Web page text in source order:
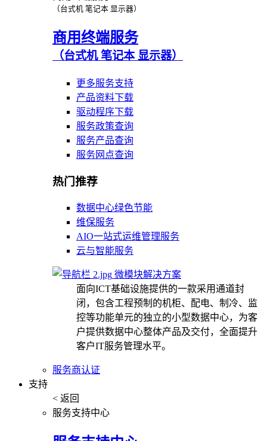
（台式机 笔记本 显示器）
商用终端服务
（台式机 笔记本 显示器）
更多服务支持
产品资料下载
驱动程序下载
服务政策查询
服务产品查询
服务网点查询
热门推荐
数据中心绿色节能
维保服务
AIO一站式运维管理服务
云与智能服务
微模块解决方案
面向ICT基础设施提供的一款采用通道封
闭，包含工程预制的机柜、配电、制冷、监
控等功能单元的独立的小型数据中心，为客
户提供数据中心整体产品及交付，全面提升
客户IT服务管理水平。
服务商认证
支持
< 返回
服务支持中心